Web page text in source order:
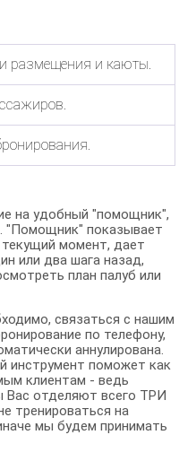
размещения и каюты.
на удобный "помощник",
"Помощник" показывает
момент, дает
или два шага назад,
план палуб или
связаться с нашим
по телефону,
аннулирована.
инструмент поможет как
клиентам - ведь
Вас отделяют всего ТРИ
тренироваться на
мы будем принимать